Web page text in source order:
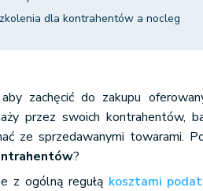
dla kontrahentów a nocleg
aby zachęcić do zakupu
przez swoich kontrahentów,
ze sprzedawanymi towarami.
?
z ogólną regułą kosztami